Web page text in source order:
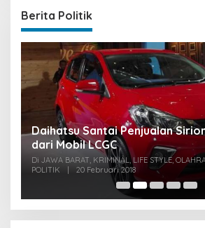
Berita Politik
Daihatsu Santai Penjualan
dari Mobil LCGC
Di JAWA BARAT, KRIMINAL, LIFE STYLE,
POLITIK
| 20 Februari 2018